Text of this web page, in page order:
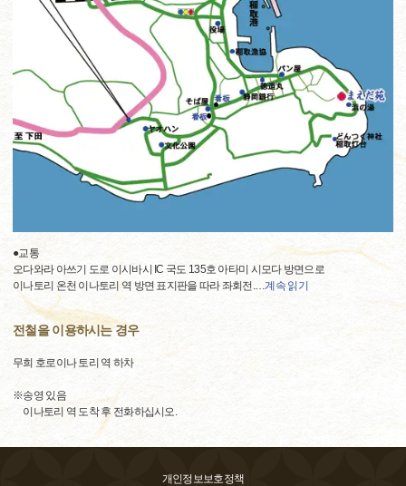
●교통
오다와라 아쓰기 도로 이시바시 IC 국도 135호 아타미 시모다 방면으로
이나토리 온천 이나토리 역 방면 표지판을 따라 좌회전.
계속 읽기
전철을 이용하시는 경우
무희 호로이나 토리 역 하차
※송영 있음
이나토리 역 도착 후 전화하십시오.
개인정보보호정책